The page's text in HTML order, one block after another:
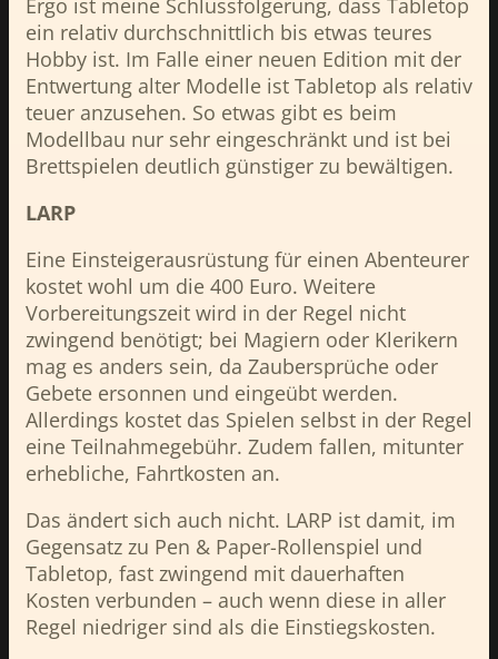
Ergo ist meine Schlussfolgerung, dass Tabletop
ein relativ durchschnittlich bis etwas teures
Hobby ist. Im Falle einer neuen Edition mit der
Entwertung alter Modelle ist Tabletop als relativ
teuer anzusehen. So etwas gibt es beim
Modellbau nur sehr eingeschränkt und ist bei
Brettspielen deutlich günstiger zu bewältigen.
LARP
Eine Einsteigerausrüstung für einen Abenteurer
kostet wohl um die 400 Euro. Weitere
Vorbereitungszeit wird in der Regel nicht
zwingend benötigt; bei Magiern oder Klerikern
mag es anders sein, da Zaubersprüche oder
Gebete ersonnen und eingeübt werden.
Allerdings kostet das Spielen selbst in der Regel
eine Teilnahmegebühr. Zudem fallen, mitunter
erhebliche, Fahrtkosten an.
Das ändert sich auch nicht. LARP ist damit, im
Gegensatz zu Pen & Paper-Rollenspiel und
Tabletop, fast zwingend mit dauerhaften
Kosten verbunden – auch wenn diese in aller
Regel niedriger sind als die Einstiegskosten.